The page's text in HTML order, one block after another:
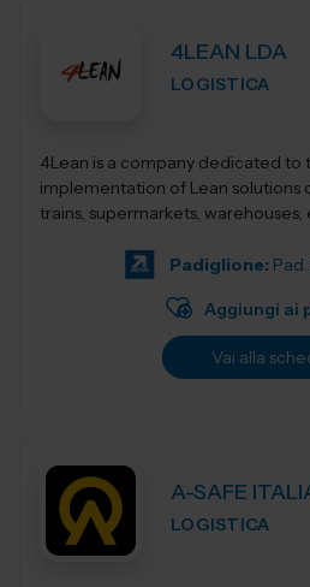
4LEAN LDA
LOGISTICA
4Lean is a company dedicated to
implementation of Lean solutions
trains, supermarkets,
Padiglione:
Aggiungi ai
Vai alla
A-SAFE
LOGISTICA